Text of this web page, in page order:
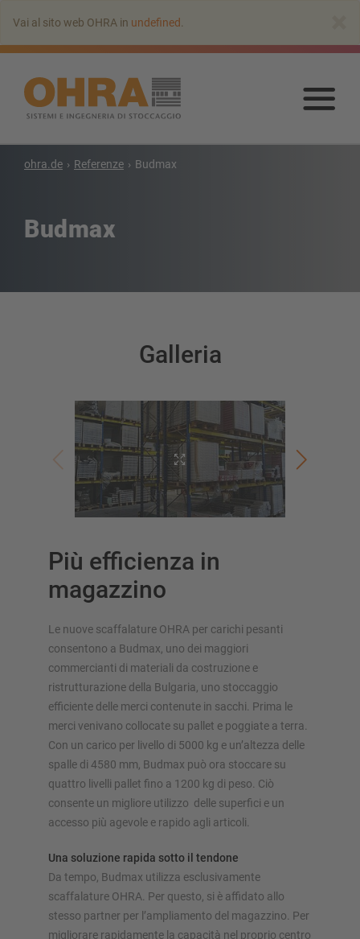
all’indice
principale
Vai al sito web OHRA in undefined
Vai
ohra.de Referenze Budmax
Budmax
Galleria
Più efficienza in
magazzino
Le nuove scaffalature OHRA per carichi pesanti
consentono a Budmax, uno dei maggiori
commercianti di materiali da costruzione e
ristrutturazione della Bulgaria, uno stoccaggio
efficiente delle merci contenute in sacchi. Prima le
merci venivano collocate su pallet e poggiate a terra.
Con un carico per livello di 5000 kg e un’altezza delle
spalle di 4580 mm, Budmax può ora stoccare su
quattro livelli pallet fino a 1200 kg di peso. Ciò
consente un migliore utilizzo delle superfici e un
accesso più agevole e rapido agli articoli.
Una soluzione rapida sotto il tendone
Da tempo, Budmax utilizza esclusivamente
scaffalature OHRA. Per questo, si è affidato allo
stesso partner per l’ampliamento del magazzino. Per
migliorare rapidamente la capacità nel proprio centro